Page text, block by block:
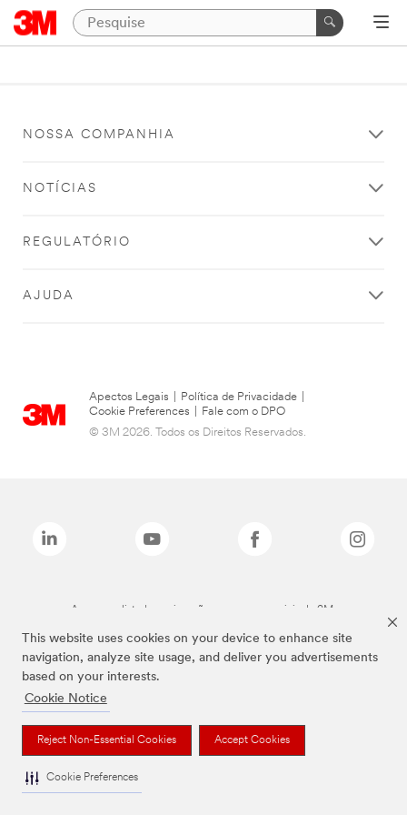
This website uses cookies on your device to enhance site
navigation, analyze site usage, and deliver you advertisements
based on your interests.
Cookie Notice
Reject Non-Essential Cookies Accept Cookies
Cookie Preferences
NOSSA COMPANHIA
NOTÍCIAS
REGULATÓRIO
AJUDA
Apectos Legais Política de Privacidade
Cookie Preferences
Fale com o DPO
© 3M 2026. Todos os Direitos Reservados.
As marcas listadas a cima são marcas comerciais da 3M.